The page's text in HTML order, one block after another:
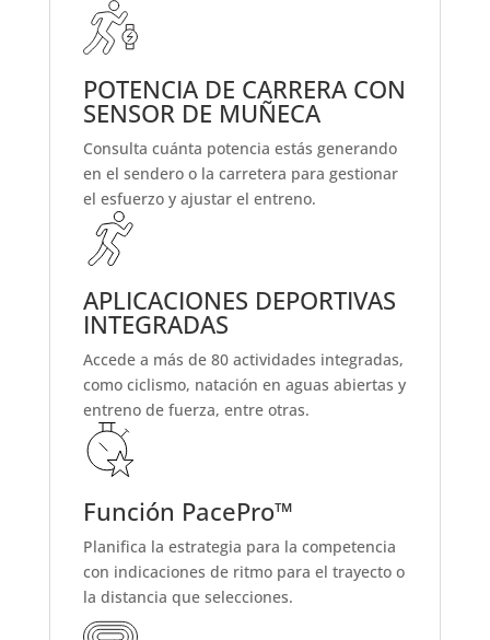
POTENCIA DE CARRERA CON
SENSOR DE MUÑECA
Consulta cuánta potencia estás generando
en el sendero o la carretera para gestionar
el esfuerzo y ajustar el entreno.
APLICACIONES DEPORTIVAS
INTEGRADAS
Accede a más de 80 actividades integradas,
como ciclismo, natación en aguas abiertas y
entreno de fuerza, entre otras.
Función PacePro™
Planifica la estrategia para la competencia
con indicaciones de ritmo para el trayecto o
la distancia que selecciones.